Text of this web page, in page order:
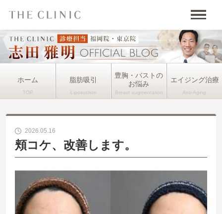
ホーム 脂肪吸引
豊胸・バストの
お悩み
エイジング治療
2026.05.16
頬コケ、改善します。